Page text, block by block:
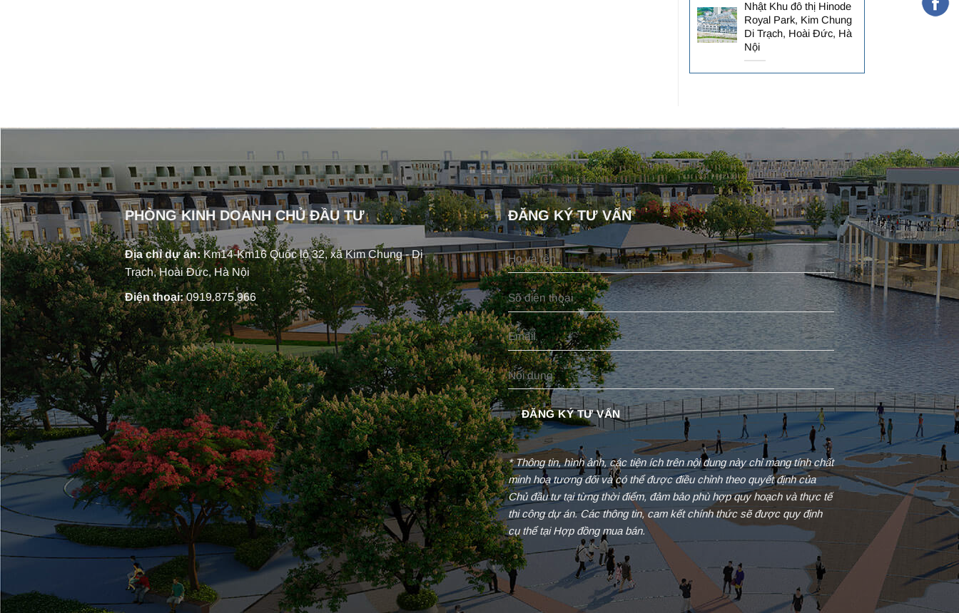
Nhật Khu đô thị Hinode
Royal Park, Kim Chung
Di Trạch, Hoài Đức, Hà
Nội
PHÒNG KINH DOANH CHỦ ĐẦU TƯ
Địa chỉ dự án:Km14-Km16 Quốc lộ 32, xã Kim Chung - Di
Trạch, Hoài Đức, Hà Nội
Điện thoại:0919.875.966
ĐĂNG KÝ TƯ VẤN
* Thông tin, hình ảnh, các tiện ích trên nội dung này chỉ mang tính chất
minh hoạ tương đối và có thể được điều chỉnh theo quyết định của
Chủ đầu tư tại từng thời điểm, đảm bảo phù hợp quy hoạch và thực tế
thi công dự án. Các thông tin, cam kết chính thức sẽ được quy định
cụ thể tại Hợp đồng mua bán.